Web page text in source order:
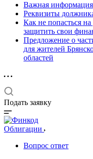
Важная информация
Реквизиты
Как не попасться
защитить свои
Предложение о
для жителей
областей
Подать заявку
Облигации
Вопрос ответ